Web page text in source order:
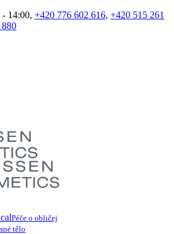
14:00, +420 776 602 616, +420 515 261
Péče o obličej
tělo